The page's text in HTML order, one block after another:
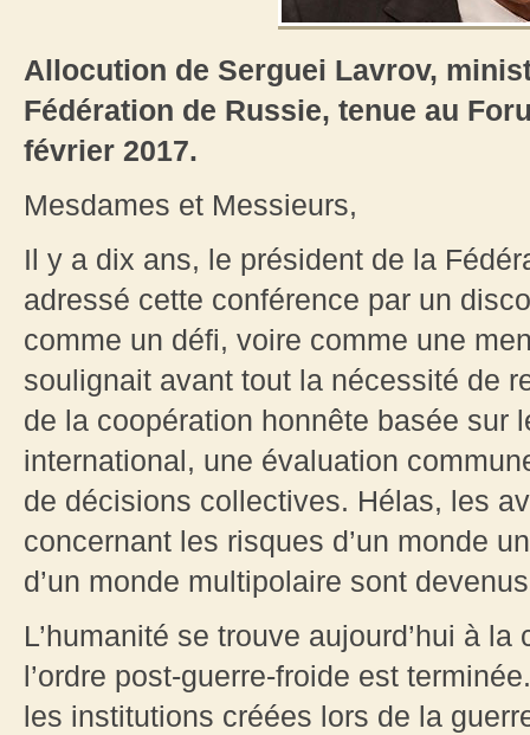
Allocution de Serguei Lavrov,
Fédération de Russie, tenue au
février 2017.
Mesdames et Messieurs,
Il y a dix ans, le président de la
adressé cette conférence par un
comme un défi, voire comme une
soulignait avant tout la nécessité de
de la coopération honnête basée sur
international, une évaluation
de décisions collectives. Hélas, les
concernant les risques d’un monde
d’un monde multipolaire sont
L’humanité se trouve aujourd’hui à
l’ordre post-guerre-froide est
les institutions créées lors de la